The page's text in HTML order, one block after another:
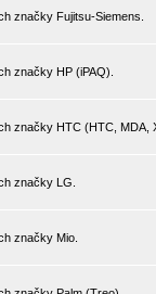
značky Fujitsu-Siemens.
značky HP (iPAQ).
značky HTC (HTC, MDA,
značky LG.
značky Mio.